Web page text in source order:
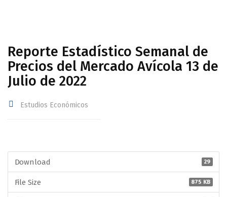
Reporte Estadístico Semanal de
Precios del Mercado Avícola 13 de
Julio de 2022
Estudios Económicos
Download 29
File Size 875 KB